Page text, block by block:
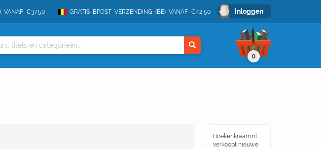
VANAF €37,50 GRATIS BPOST VERZENDING (BE) VANAF €42,50 Inloggen
0
Boekenkraam.nl
verkoopt nieuwe